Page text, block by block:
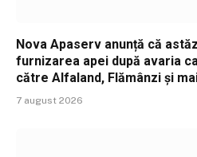
Nova Apaserv anunță că
furnizarea apei după avaria
către Alfaland, Flămânzi și
7 august 2026